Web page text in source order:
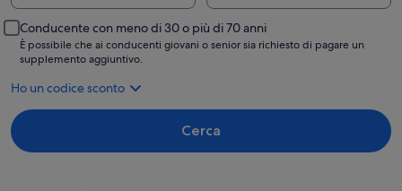
Conducente con meno di 30 o più di 70 anni
È possibile che ai conducenti giovani o senior sia richiesto di pagare un
supplemento aggiuntivo.
Ho un codice sconto
Cerca